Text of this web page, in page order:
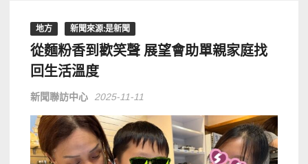
地方 新聞來源:是新聞
從麵粉香到歡笑聲 展望會助單親家庭找
回生活溫度
新聞聯訪中心 2025-11-11